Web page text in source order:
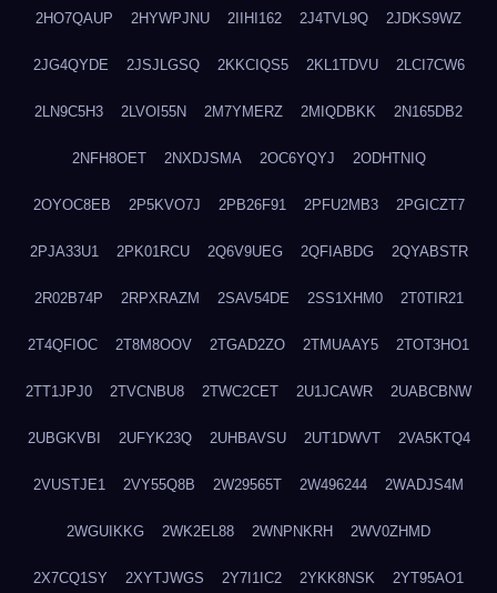
2HO7QAUP 2HYWPJNU 2IIHI162 2J4TVL9Q 2JDKS9WZ
2JG4QYDE 2JSJLGSQ 2KKCIQS5 2KL1TDVU 2LCI7CW6
2LN9C5H3 2LVOI55N 2M7YMERZ 2MIQDBKK 2N165DB2
2NFH8OET 2NXDJSMA 2OC6YQYJ 2ODHTNIQ
2OYOC8EB 2P5KVO7J 2PB26F91 2PFU2MB3 2PGICZT7
2PJA33U1 2PK01RCU 2Q6V9UEG 2QFIABDG 2QYABSTR
2R02B74P 2RPXRAZM 2SAV54DE 2SS1XHM0 2T0TIR21
2T4QFIOC 2T8M8OOV 2TGAD2ZO 2TMUAAY5 2TOT3HO1
2TT1JPJ0 2TVCNBU8 2TWC2CET 2U1JCAWR 2UABCBNW
2UBGKVBI 2UFYK23Q 2UHBAVSU 2UT1DWVT 2VA5KTQ4
2VUSTJE1 2VY55Q8B 2W29565T 2W496244 2WADJS4M
2WGUIKKG 2WK2EL88 2WNPNKRH 2WV0ZHMD
2X7CQ1SY 2XYTJWGS 2Y7I1IC2 2YKK8NSK 2YT95AO1